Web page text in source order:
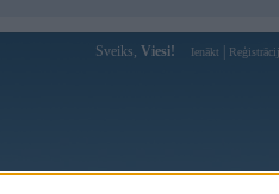
Sveiks, Viesi! Ienākt